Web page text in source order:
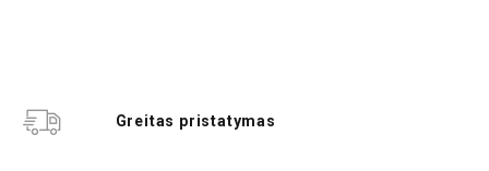
Greitas pristatymas